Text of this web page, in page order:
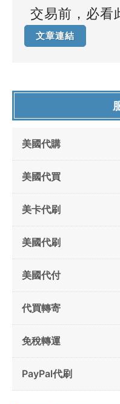
交易前，必看
文章連結
美國代購
美國代買
美卡代刷
美國代刷
美國代付
代買轉寄
免稅轉運
PayPal代刷